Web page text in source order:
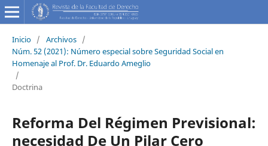
Inicio / Archivos /
Núm. 52 (2021): Número especial sobre Seguridad Social en
Homenaje al Prof. Dr. Eduardo Ameglio
/
Doctrina
Reforma Del Régimen Previsional:
necesidad De Un Pilar Cero